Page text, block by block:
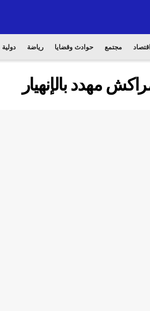
اقتصاد مجتمع حوادث وقضايا رياضة دولية